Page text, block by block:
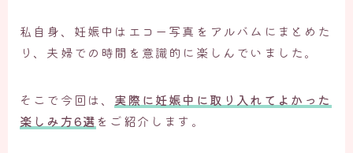
私自身、妊娠中はエコー写真をアルバムにまとめた
り、夫婦での時間を意識的に楽しんでいました。
そこで今回は、 実際に妊娠中に取り入れてよかった
楽しみ方6選をご紹介します。